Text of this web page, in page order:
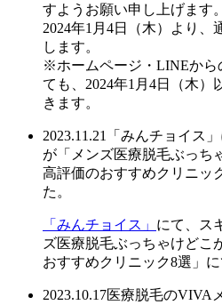
すようお願い申し上げます。
2024年1月4日（木）より、
します。
※ホームページ・LINEから
ても、2024年1月4日（木）
きます。
2023.11.21
「みんチョイス
が「メンズ医療脱毛ぶっち
高評価のおすすめクリニッ
た。
「みんチョイス」 にて、ス
ズ医療脱毛ぶっちゃけどこ
おすすめクリニック8選」に
2023.10.17医療脱毛のVIVA